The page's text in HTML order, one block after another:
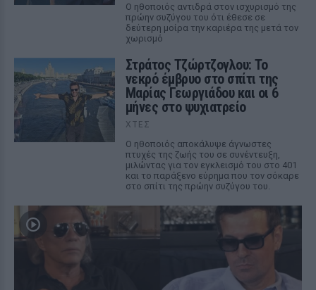
Ο ηθοποιός αντιδρά στον ισχυρισμό της
πρώην συζύγου του ότι έθεσε σε
δεύτερη μοίρα την καριέρα της μετά τον
χωρισμό
Στράτος Τζώρτζογλου: Το
νεκρό έμβρυο στο σπίτι της
Μαρίας Γεωργιάδου και οι 6
μήνες στο ψυχιατρείο
ΧΤΕΣ
Ο ηθοποιός αποκάλυψε άγνωστες
πτυχές της ζωής του σε συνέντευξη,
μιλώντας για τον εγκλεισμό του στο 401
και το παράξενο εύρημα που τον σόκαρε
στο σπίτι της πρώην συζύγου του.